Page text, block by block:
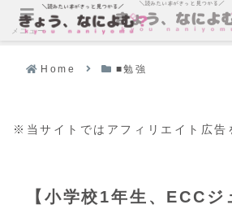
Home ■勉強
※当サイトではアフィリエイト広告
【小学校1年生、ECCジ
メニュー